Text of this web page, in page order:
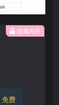
隐藏内容
免费